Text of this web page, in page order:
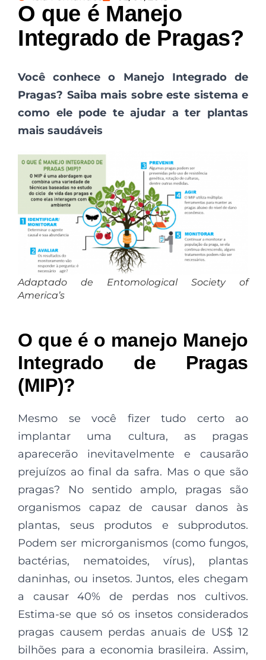
O que é Manejo
Integrado de Pragas?
Você conhece o Manejo Integrado de
Pragas? Saiba mais sobre este sistema e
como ele pode te ajudar a ter plantas
mais saudáveis
Adaptado de Entomological Society of
America’s
O que é o manejo Manejo
Integrado de Pragas
(MIP)?
Mesmo se você fizer tudo certo ao
implantar uma cultura, as pragas
aparecerão inevitavelmente e causarão
prejuízos ao final da safra. Mas o que são
pragas? No sentido amplo, pragas são
organismos capaz de causar danos às
plantas, seus produtos e subprodutos.
Podem ser microrganismos (como fungos,
bactérias, nematoides, vírus), plantas
daninhas, ou insetos. Juntos, eles chegam
a causar 40% de perdas nos cultivos.
Estima-se que só os insetos considerados
pragas causem perdas anuais de US$ 12
bilhões para a economia brasileira. Assim,